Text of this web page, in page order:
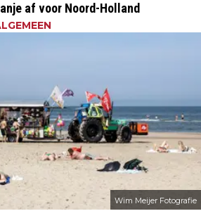
af voor Noord-Holland
Wim Meijer Fotografie